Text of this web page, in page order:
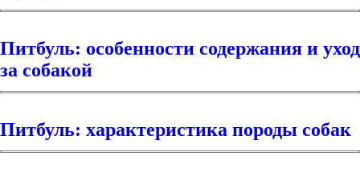
Питбуль: особенности содержания и уход
за собакой
Питбуль: характеристика породы собак